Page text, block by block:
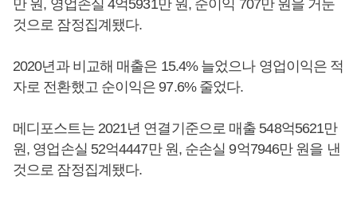
만 원, 영업손실 4억5931만 원, 순이익 707만 원을 거둔
것으로 잠정집계됐다.
2020년과 비교해 매출은 15.4% 늘었으나 영업이익은 적
자로 전환했고 순이익은 97.6% 줄었다.
메디포스트는 2021년 연결기준으로 매출 548억5621만
원, 영업손실 52억4447만 원, 순손실 9억7946만 원을 낸
것으로 잠정집계됐다.